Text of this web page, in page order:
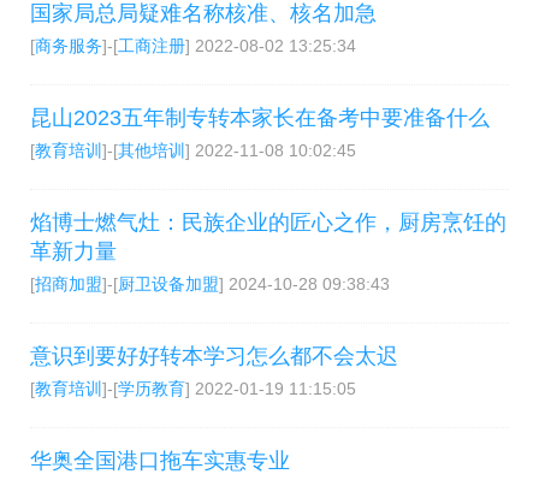
国家局总局疑难名称核准、核名加急
[商务服务]-[工商注册] 2022-08-02 13:25:34
昆山2023五年制专转本家长在备考中要准备什么
[教育培训 ]-[其他培训 ] 2022-11-08 10:02:45
焰博士燃气灶：民族企业的匠心之作，厨房烹饪的
革新力量
[招商加盟]-[厨卫设备加盟] 2024-10-28 09:38:43
意识到要好好转本学习怎么都不会太迟
[教育培训 ]-[学历教育] 2022-01-19 11:15:05
华奥全国港口拖车实惠专业